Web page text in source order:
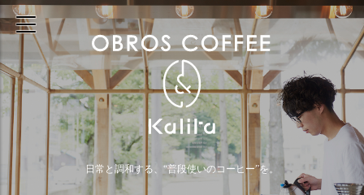
日常と調和する、“普段使いのコーヒー”を。